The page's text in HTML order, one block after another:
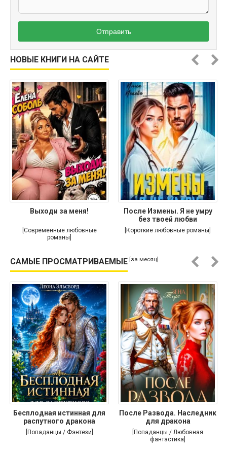
Отправить
НОВЫЕ КНИГИ НА САЙТЕ
Выходи за меня!
[Современные любовные
романы]
После Измены. Я не умру
без твоей любви
[Короткие любовные романы]
САМЫЕ ПРОСМАТРИВАЕМЫЕ [за месяц]
Бесплодная истинная для
распутного дракона
[Попаданцы / Фэнтези]
После Развода. Наследник
для дракона
[Попаданцы / Любовная
фантастика]